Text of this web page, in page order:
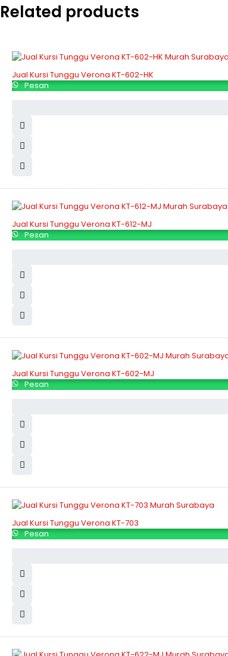
Related products
Jual Kursi Tunggu Verona KT-602-HK
Pesan
Jual Kursi Tunggu Verona KT-612-MJ
Pesan
Jual Kursi Tunggu Verona KT-602-MJ
Pesan
Jual Kursi Tunggu Verona KT-703
Pesan